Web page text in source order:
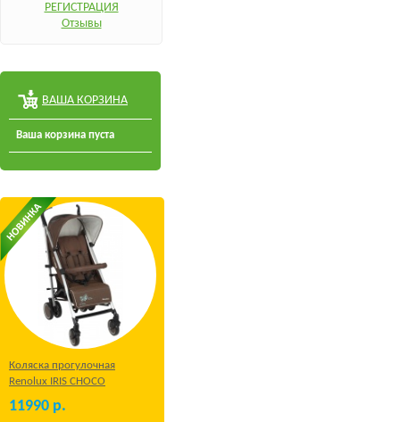
РЕГИСТРАЦИЯ
Отзывы
ВАША КОРЗИНА
Ваша корзина пуста
Коляска прогулочная
Renolux IRIS CHOCO
11990 р.